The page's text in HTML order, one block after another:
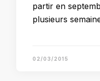
partir en
plusieurs
02/03/2015